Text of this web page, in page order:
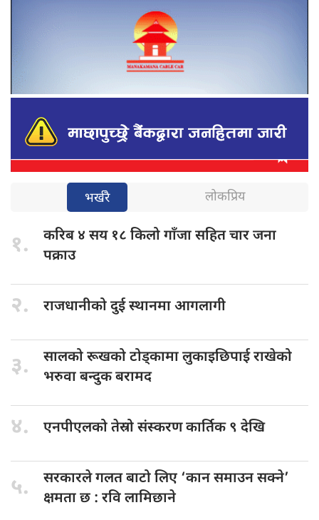
भर्खरै लोकप्रिय
१. करिब ४ सय १८ किलो गाँजा सहित चार जना
पक्राउ
२. राजधानीको दुईस्थानमा आगलागी
३. सालको रूखकोटोड्कामा लुकाइछिपाई राखेको
भरुवा बन्दुक बरामद
४. एनपीएलको तेस्रोसंस्करण कार्तिक ९ देखि
५. सरकारले गलतबाटो लिए ‘कान समाउन सक्ने’
क्षमता छ : रवि लामिछाने